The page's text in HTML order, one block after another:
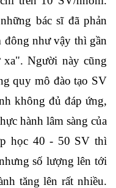
bác sĩ đã phản
như vậy thì gần
Người này cũng
quy mô đào tạo SV
không đủ đáp ứng,
hành lâm sàng của
học 40 - 50 SV thì
số lượng lên tới
tăng lên rất nhiều.